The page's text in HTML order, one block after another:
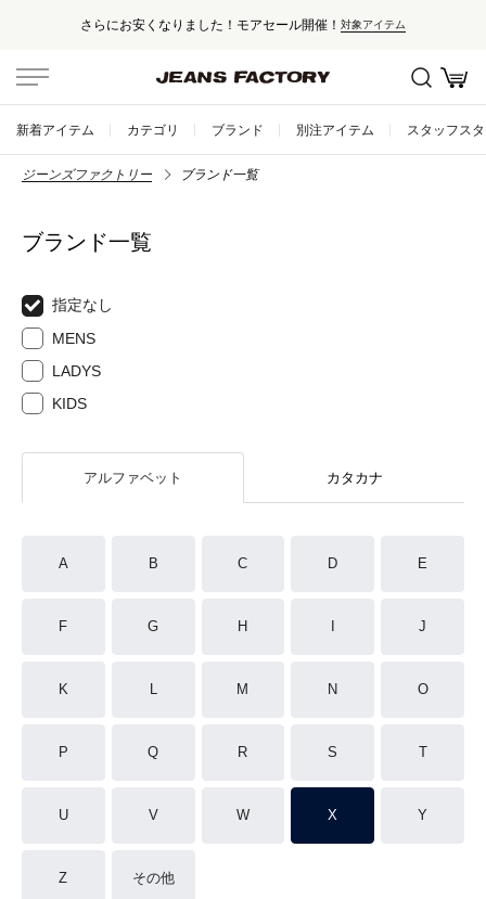
さらにお安くなりました！モアセール開催！ 対象アイテム
新着アイテム カテゴリ ブランド 別注アイテム スタッフス
ジーンズファクトリー ブランド一覧
ブランド一覧
指定なし
MENS
LADYS
KIDS
アルファベット カタカナ
A B C D E
F G H J
K L M N O
P Q R S T
U V W X Y
Z その他